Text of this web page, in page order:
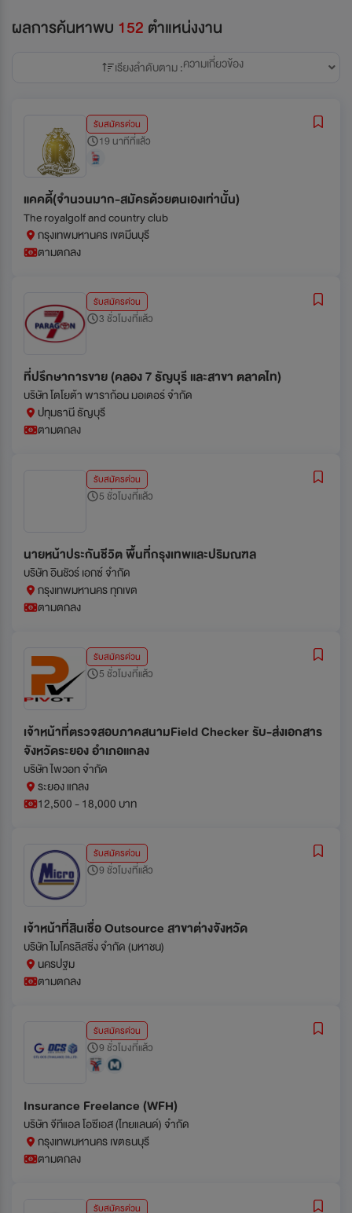
ผลการค้นหาพบ 152 ตำแหน่งงาน
เรียงลำดับตาม :ความเกี่ยวข้อง
รับสมัครด่วน
19 นาทีที่แล้ว
แคคดี้(จำนวนมาก-สมัครด้วยตนเองเท่านั้น)
The royalgolf and country club
กรุงเทพมหานคร เขตมีนบุรี
ตามตกลง
รับสมัครด่วน
3 ชั่วโมงที่แล้ว
ที่ปรึกษาการขาย (คลอง 7 ธัญบุรี และสาขา ตลาดไท)
บริษัท โตโยต้า พาราก้อน มอเตอร์ จำกัด
ปทุมธานี ธัญบุรี
ตามตกลง
รับสมัครด่วน
5 ชั่วโมงที่แล้ว
นายหน้าประกันชีวิต พื้นที่กรุงเทพและปริมณฑล
บริษัท อินชัวร์ เอกซ์ จำกัด
กรุงเทพมหานคร ทุกเขต
ตามตกลง
รับสมัครด่วน
5 ชั่วโมงที่แล้ว
เจ้าหน้าที่ตรวจสอบภาคสนามField Checker รับ-ส่งเอกสาร
จังหวัดระยอง อำเภอแกลง
บริษัท ไพวอท จำกัด
ระยอง แกลง
12,500 - 18,000 บาท
รับสมัครด่วน
9 ชั่วโมงที่แล้ว
เจ้าหน้าที่สินเชื่อ Outsource สาขาต่างจังหวัด
บริษัท ไมโครลิสซิ่ง จำกัด (มหาชน)
นครปฐม
ตามตกลง
รับสมัครด่วน
9 ชั่วโมงที่แล้ว
Insurance Freelance (WFH)
บริษัท จีทีแอล โอซีเอส (ไทยแลนด์) จำกัด
กรุงเทพมหานคร เขตธนบุรี
ตามตกลง
รับสมัครด่วน